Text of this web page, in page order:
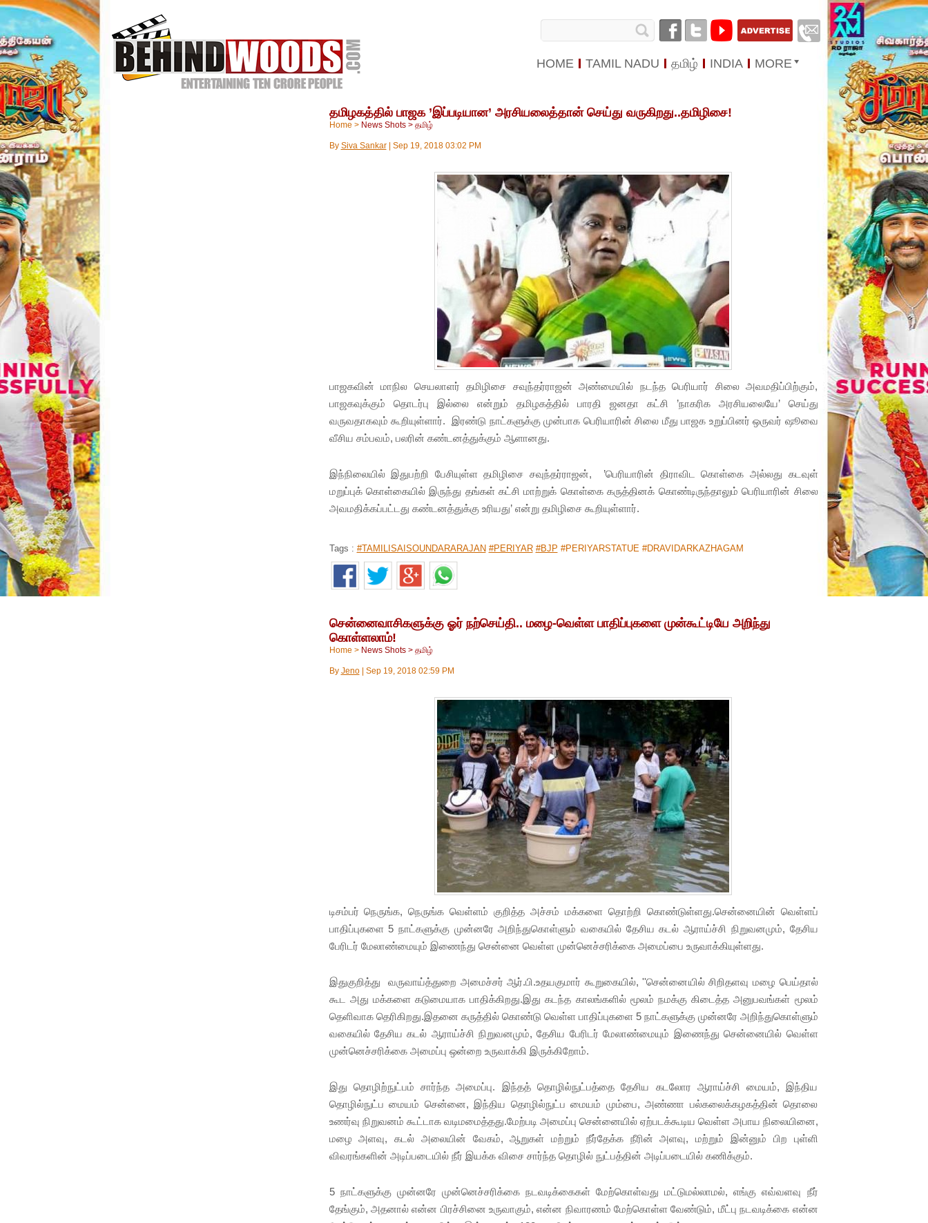
HOME TAMIL NADU தமிழ் INDIA MORE
தமிழகத்தில் பாஜக ’இப்படியான’ அரசியலைத்தான் செய்து வருகிறது..தமிழிசை!
Home > News Shots> தமிழ்
By Siva Sankar| Sep 19, 2018 03:02 PM
பாஜகவின் மாநில செயலாளர் தமிழிசை சவுந்தர்ராஜன் அண்மையில் நடந்த பெரியார் சிலை அவமதிப்பிற்கும்,
பாஜகவுக்கும் தொடர்பு இல்லை என்றும் தமிழகத்தில் பாரதி ஜனதா கட்சி ’நாகரிக அரசியலையே’ செய்து
வருவதாகவும் கூறியுள்ளார். இரண்டு நாட்களுக்கு முன்பாக பெரியாரின் சிலை மீது பாஜக உறுப்பினர் ஒருவர் ஷூவை
வீசிய சம்பவம், பலரின் கண்டனத்துக்கும் ஆளானது.
இந்நிலையில் இதுபற்றி பேசியுள்ள தமிழிசை சவுந்தர்ராஜன், ’பெரியாரின் திராவிட கொள்கை அல்லது கடவுள்
மறுப்புக் கொள்கையில் இருந்து தங்கள் கட்சி மாற்றுக் கொள்கை கருத்தினக் கொண்டிருந்தாலும் பெரியாரின் சிலை
அவமதிக்கப்பட்டது கண்டனத்துக்கு உரியது’ என்று தமிழிசை கூறியுள்ளார்.
Tags : #TAMILISAISOUNDARARAJAN #PERIYAR #BJP #PERIYARSTATUE #DRAVIDARKAZHAGAM
சென்னைவாசிகளுக்கு ஓர் நற்செய்தி.. மழை-வெள்ள பாதிப்புகளை முன்கூட்டியே அறிந்து
கொள்ளலாம்!
Home > News Shots> தமிழ்
By Jeno| Sep 19, 2018 02:59 PM
டிசம்பர் நெருங்க, நெருங்க வெள்ளம் குறித்த அச்சம் மக்களை தொற்றி கொண்டுள்ளது.சென்னையின் வெள்ளப்
பாதிப்புகளை 5 நாட்களுக்கு முன்னரே அறிந்துகொள்ளும் வகையில் தேசிய கடல் ஆராய்ச்சி நிறுவனமும், தேசிய
பேரிடர் மேலாண்மையும் இணைந்து சென்னை வெள்ள முன்னெச்சரிக்கை அமைப்பை உருவாக்கியுள்ளது.
இதுகுறித்து வருவாய்த்துறை அமைச்சர் ஆர்.பி.உதயகுமார் கூறுகையில், ''சென்னையில் சிறிதளவு மழை பெய்தால்
கூட அது மக்களை கடுமையாக பாதிக்கிறது.இது கடந்த காலங்களில் மூலம் நமக்கு கிடைத்த அனுபவங்கள் மூலம்
தெளிவாக தெரிகிறது.இதனை கருத்தில் கொண்டு வெள்ள பாதிப்புகளை 5 நாட்களுக்கு முன்னரே அறிந்துகொள்ளும்
வகையில் தேசிய கடல் ஆராய்ச்சி நிறுவனமும், தேசிய பேரிடர் மேலாண்மையும் இணைந்து சென்னையில் வெள்ள
முன்னெச்சரிக்கை அமைப்பு ஒன்றை உருவாக்கி இருக்கிறோம்.
இது தொழிற்நுட்பம் சார்ந்த அமைப்பு. இந்தத் தொழில்நுட்பத்தை தேசிய கடலோர ஆராய்ச்சி மையம், இந்திய
தொழில்நுட்ப மையம் சென்னை, இந்திய தொழில்நுட்ப மையம் மும்பை, அண்ணா பல்கலைக்கழகத்தின் தொலை
உணர்வு நிறுவனம் கூட்டாக வடிமமைத்தது.மேற்படி அமைப்பு சென்னையில் ஏற்படக்கூடிய வெள்ள அபாய நிலையினை,
மழை அளவு, கடல் அலையின் வேகம், ஆறுகள் மற்றும் நீர்தேக்க நீரின் அளவு, மற்றும் இன்னும் பிற புள்ளி
விவரங்களின் அடிப்படையில் நீர் இயக்க விசை சார்ந்த தொழில் நுட்பத்தின் அடிப்படையில் கணிக்கும்.
5 நாட்களுக்கு முன்னரே முன்னெச்சரிக்கை நடவடிக்கைகள் மேற்கொள்வது மட்டுமல்லாமல், எங்கு எவ்வளவு நீர்
தேங்கும், அதனால் என்ன பிரச்சினை உருவாகும், என்ன நிவாரணம் மேற்கொள்ள வேண்டும், மீட்பு நடவடிக்கை என்ன